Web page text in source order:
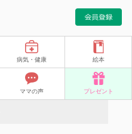
病気・健康 絵本
ママの声 プレゼント